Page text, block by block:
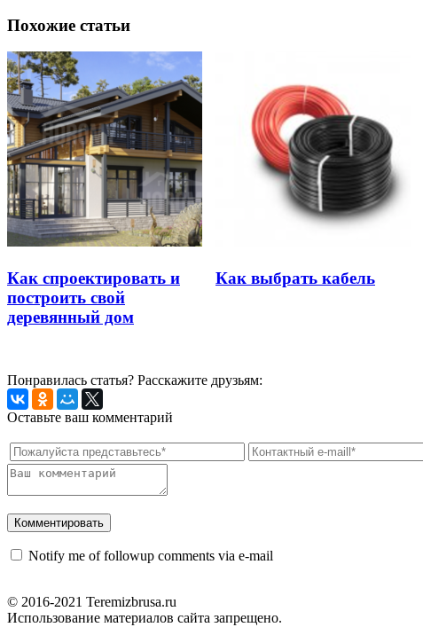
Похожие статьи
Как спроектировать и
построить свой
деревянный дом
Как выбрать кабель
Понравилась статья? Расскажите друзьям:
Оставьте ваш комментарий
Notify me of followup comments via e-mail
© 2016-2021 Teremizbrusa.ru
Использование материалов сайта запрещено.